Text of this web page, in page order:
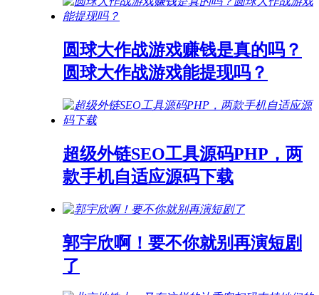
圆球大作战游戏赚钱是真的吗？
圆球大作战游戏能提现吗？
超级外链SEO工具源码PHP，两
款手机自适应源码下载
郭宇欣啊！要不你就别再演短剧
了